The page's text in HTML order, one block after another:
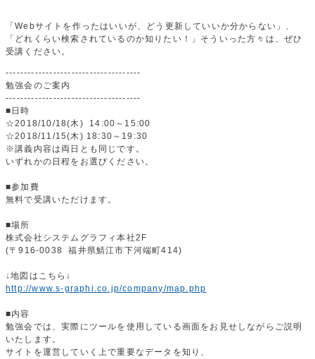
「Webサイトを作ったはいいが、どう更新していいか分からない」、
「どれくらい検索されているのか知りたい！」そういった方々は、ぜひ
受講ください。
-------------------------------------
勉強会のご案内
-------------------------------------
■日時
☆2018/10/18(木) 14:00～15:00
☆2018/11/15(木) 18:30～19:30
※講義内容は両日とも同じです。
いずれかの日程をお選びください。
■参加費
無料で受講いただけます。
■場所
株式会社システムグラフィ本社2F
(〒916-0038 福井県鯖江市下河端町414)
↓地図はこちら↓
http://www.s-graphi.co.jp/company/map.php
■内容
勉強会では、実際にツールを使用している画面をお見せしながらご説明
いたします。
サイトを運営していく上で重要なデータを知り、